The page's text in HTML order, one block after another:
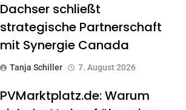
Dachser schließt
strategische Partnerschaft
mit Synergie Canada
Tanja Schiller 7. August 2026
PVMarktplatz.de: Warum